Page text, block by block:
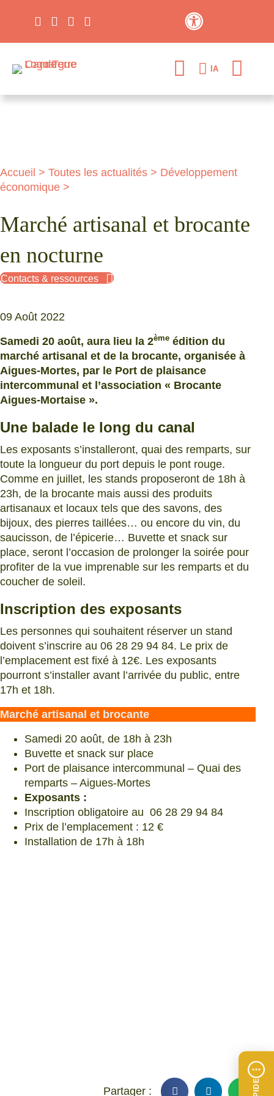
IA
Accueil > Toutes les actualités > Développement
économique >
Marché artisanal et brocante
en nocturne
Contacts & ressources
09 Août 2022
Samedi 20 août, aura lieu la 2ème édition du
marché artisanal et de la brocante, organisée à
Aigues-Mortes, par le Port de plaisance
intercommunal et l’association « Brocante
Aigues-Mortaise ».
Une balade le long du canal
Les exposants s’installeront, quai des remparts, sur
toute la longueur du port depuis le pont rouge.
Comme en juillet, les stands proposeront de 18h à
23h, de la brocante mais aussi des produits
artisanaux et locaux tels que des savons, des
bijoux, des pierres taillées… ou encore du vin, du
saucisson, de l’épicerie… Buvette et snack sur
place, seront l’occasion de prolonger la soirée pour
profiter de la vue imprenable sur les remparts et du
coucher de soleil.
Inscription des exposants
Les personnes qui souhaitent réserver un stand
doivent s’inscrire au 06 28 29 94 84. Le prix de
l’emplacement est fixé à 12€. Les exposants
pourront s’installer avant l’arrivée du public, entre
17h et 18h.
Marché artisanal et brocante
Samedi 20 août, de 18h à 23h
Buvette et snack sur place
Port de plaisance intercommunal – Quai des
remparts – Aigues-Mortes
Exposants :
Inscription obligatoire au 06 28 29 94 84
Prix de l’emplacement : 12 €
Installation de 17h à 18h